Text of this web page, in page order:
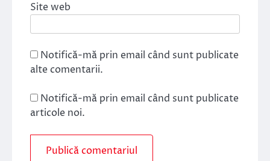
Site web
Notifică-mă prin email când sunt publicate
alte comentarii.
Notifică-mă prin email când sunt publicate
articole noi.